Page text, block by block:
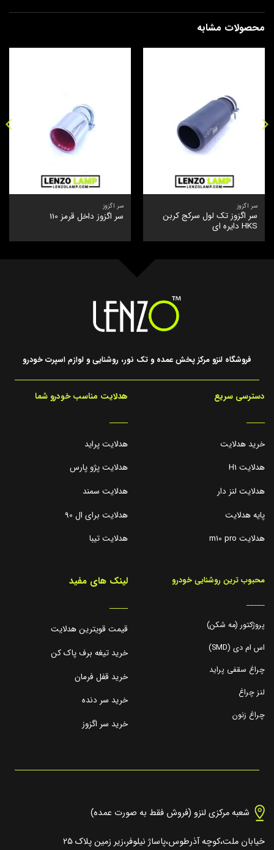
محصولات مشابه
سر اگزوز
سر اگزوز تک لول سرکج کربن
HKS دایره ای
سر اگزوز
سر اگزوز داخل قرمز 110
فروشگاه لنزو مرکز پخش عمده و تک نور، روشنایی و لوازم اسپرت خودرو
دسترسی سریع
_____
خرید هدلایت
هدلایت H1
هدلایت لنز دار
پایه هدلایت
هدلایت m10 pro
هدلایت مناسب خودرو شما
_____
هدلایت پراید
هدلایت پژو پارس
هدلایت سمند
هدلایت برای ال 90
هدلایت تیبا
محبوب ترین روشنایی خودرو
_____
پروژکتور (مه شکن)
اس ام دی (SMD)
چراغ سقفی پراید
لنز چراغ
چراغ زنون
لینک های مفید
_____
قیمت قویترین هدلایت
خرید تیغه برف پاک کن
خرید قفل فرمان
خرید سر دنده
خرید سر اگزوز
شعبه مرکزی لنزو (فروش فقط به صورت عمده)
خیابان ملت،کوچه آذرطوس،پاساژ نیلوفر،زیر زمین پلاک ۲۵